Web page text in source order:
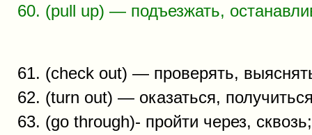
60. (pull up) — подъезжать,
61. (check out) — проверять,
62. (turn out) — оказаться,
63. (go through)- пройти через,